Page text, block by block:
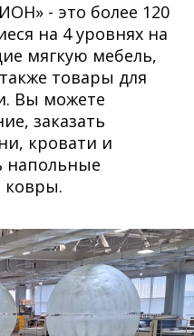
- это более 120
на 4 уровнях на
мягкую мебель,
товары для
Вы можете
заказать
кровати и
напольные
ковры.